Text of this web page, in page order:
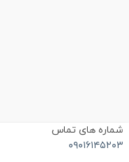
شماره های تماس
۰۹۰۱۶۱۴۵۲۰۳